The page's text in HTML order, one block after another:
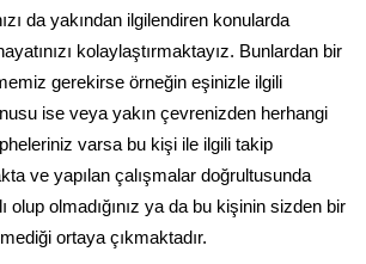
da yakından ilgilendiren konularda
kolaylaştırmaktayız. Bunlardan bir
gerekirse örneğin eşinizle ilgili
ise veya yakın çevrenizden herhangi
varsa bu kişi ile ilgili takip
ve yapılan çalışmalar doğrultusunda
olup olmadığınız ya da bu kişinin sizden bir
ortaya çıkmaktadır.